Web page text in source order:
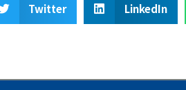
Twitter LinkedIn